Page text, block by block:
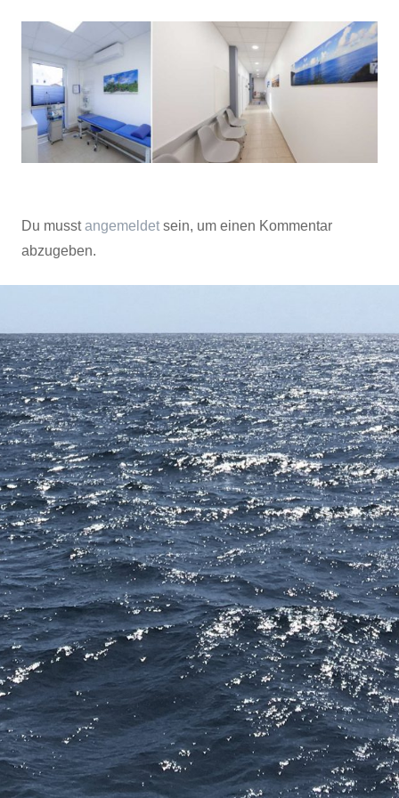
Du musstangemeldet sein, um einen Kommentar
abzugeben.